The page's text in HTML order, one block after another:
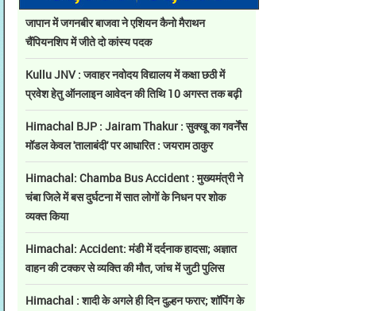
जापान में जगनबीर बाजवा ने एशियन कैनो मैराथन
चैंपियनशिप में जीते दो कांस्य पदक
Kullu JNV : जवाहर नवोदय विद्यालय में कक्षा छठी में
प्रवेश हेतु ऑनलाइन आवेदन की तिथि 10 अगस्त तक बढ़ी
Himachal BJP : Jairam Thakur : सुक्खू का गवर्नेंस
मॉडल केवल 'तालाबंदी' पर आधारित : जयराम ठाकुर
Himachal: Chamba Bus Accident : मुख्यमंत्री ने
चंबा जिले में बस दुर्घटना में सात लोगों के निधन पर शोक
व्यक्त किया
Himachal: Accident: मंडी में दर्दनाक हादसा; अज्ञात
वाहन की टक्कर से व्यक्ति की मौत, जांच में जुटी पुलिस
Himachal : शादी के अगले ही दिन दुल्हन फरार; शॉपिंग के